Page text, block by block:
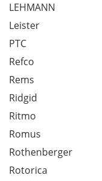
LEHMANN
Leister
PTC
Refco
Rems
Ridgid
Ritmo
Romus
Rothenberger
Rotorica